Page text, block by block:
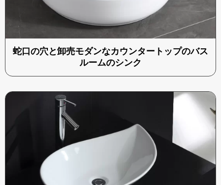
蛇口の穴と卸売モダンなカウンタートップのバス
ルームのシンク